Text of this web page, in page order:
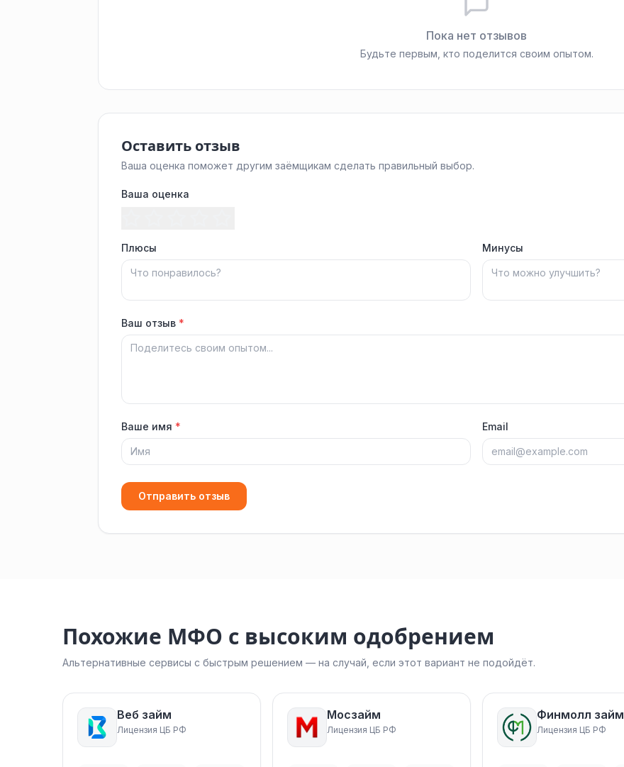
Пока нет отзывов
Будьте первым, кто поделится своим опытом.
Оставить отзыв
Ваша оценка поможет другим заёмщикам сделать правильный выбор.
Ваша оценка
Плюсы Минусы
Ваш отзыв *
Ваше имя * Email
Отправить отзыв
Похожие МФО с высоким одобрением
Альтернативные сервисы с быстрым решением — на случай, если этот вариант не подойдёт.
Веб займ
Лицензия ЦБ РФ
Мосзайм
Лицензия ЦБ РФ
Финмолл займ
Лицензия ЦБ РФ